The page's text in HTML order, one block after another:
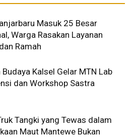
Masuk 25 Besar
Warga Rasakan Layanan
Ramah
Budaya Kalsel Gelar MTN Lab
dan Workshop Sastra
Tangki yang Tewas dalam
Maut Mantewe Bukan